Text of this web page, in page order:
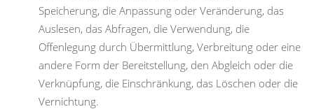
Speicherung, die Anpassung oder Veränderung, das
Auslesen, das Abfragen, die Verwendung, die
Offenlegung durch Übermittlung, Verbreitung oder eine
andere Form der Bereitstellung, den Abgleich oder die
Verknüpfung, die Einschränkung, das Löschen oder die
Vernichtung.